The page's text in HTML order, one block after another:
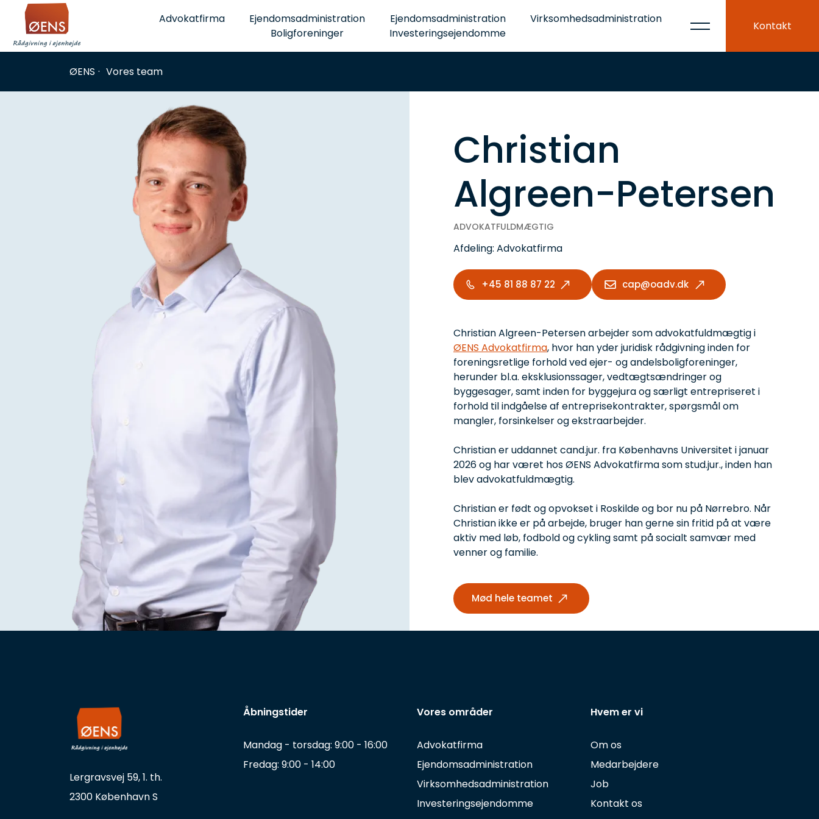
content
Advokatfirma
Ejendomsadministration
Boligforeninger
Ejendomsadministration
Investeringsejendomme
Virksomhedsadministration
Kontakt
ØENS Vores team
Christian
Algreen-Petersen
ADVOKATFULDMÆGTIG
Afdeling: Advokatfirma
+45 81 88 87 22 cap@oadv.dk
Christian
Christian Algreen-Petersen arbejder som advokatfuldmægtig i
ØENS Advokatfirma, hvor han yder juridisk rådgivning inden for
foreningsretlige forhold ved ejer- og andelsboligforeninger,
herunder bl.a. eksklusionssager, vedtægtsændringer og
byggesager, samt inden for byggejura og særligt entrepriseret i
forhold til indgåelse af entreprisekontrakter, spørgsmål om
mangler, forsinkelser og ekstraarbejder.
Christian er uddannet cand.jur. fra Københavns Universitet i januar
2026 og har været hos ØENS Advokatfirma som stud.jur., inden han
blev advokatfuldmægtig.
Christian er født og opvokset i Roskilde og bor nu på Nørrebro. Når
Christian ikke er på arbejde, bruger han gerne sin fritid på at være
aktiv med løb, fodbold og cykling samt på socialt samvær med
venner og familie.
Mød hele teamet
Lergravsvej 59, 1. th.
2300 København S
Åbningstider
Mandag - torsdag: 9:00 - 16:00
Fredag: 9:00 - 14:00
Vores områder
Advokatfirma
Ejendomsadministration
Virksomhedsadministration
Investeringsejendomme
Hvem er vi
Om os
Medarbejdere
Job
Kontakt os